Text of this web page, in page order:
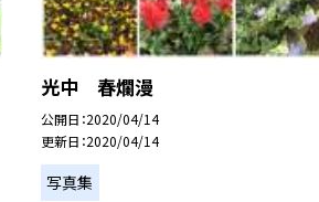
光中 春爛漫
公開日 2020/04/14
更新日 2020/04/14
写真集